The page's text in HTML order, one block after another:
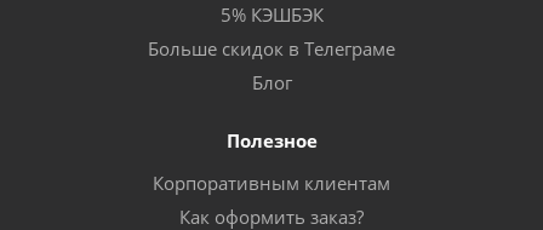
5% КЭШБЭК
Больше скидок в Телеграме
Блог
Полезное
Корпоративным клиентам
Как оформить заказ?